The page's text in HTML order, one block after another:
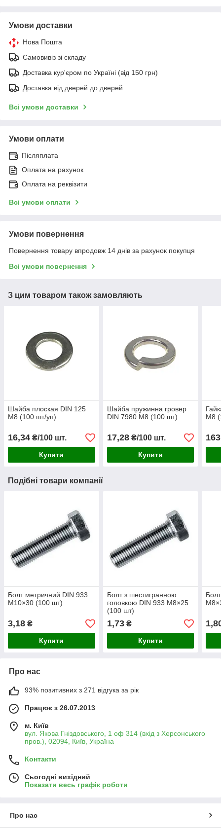
Умови доставки
Нова Пошта
Самовивіз зі складу
Доставка кур'єром по Україні (від 150 грн)
Доставка від дверей до дверей
Всі умови доставки
Умови оплати
Післяплата
Оплата на рахунок
Оплата на реквізити
Всі умови оплати
Умови повернення
Повернення товару впродовж 14 днів за рахунок покупця
Всі умови повернення
З цим товаром також замовляють
Шайба плоская DIN 125
М8 (100 шт/уп)
16,34 ₴/100 шт.
Купити
Шайба пружинна гровер
DIN 7980 М8 (100 шт)
17,28₴/100 шт.
Купити
М8
Подібні товари компанії
Болт метричний DIN 933
М10×30 (100 шт)
3,18 ₴
Купити
Болт з шестигранною
головкою DIN 933 М8×25
(100 шт)
1,73₴
Купити
Про нас
93% позитивних з 271 відгука за рік
Працює з 26.07.2013
м. Київ
вул. Якова Гніздовського, 1 оф 314 (вхід з Херсонського
пров.), 02094, Київ, Україна
Контакти
Сьогодні вихідний
Показати весь графік роботи
Про нас